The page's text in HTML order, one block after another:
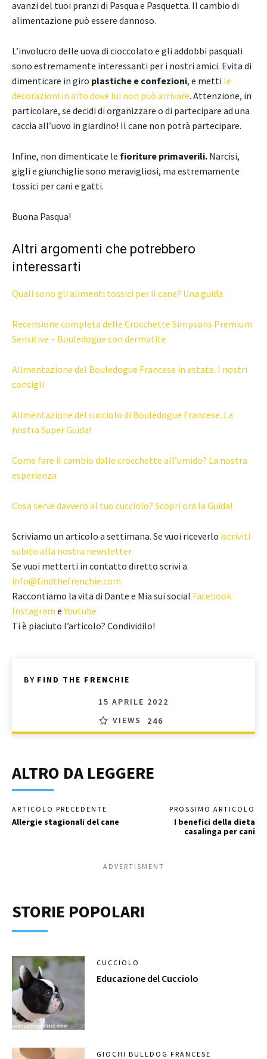
avanzi del tuoi pranzi di Pasqua e Pasquetta. Il cambio di
alimentazione può essere dannoso.
L’involucro delle uova di cioccolato e gli addobbi pasquali
sono estremamente interessanti per i nostri amici. Evita di
dimenticare in giro plastiche e confezioni, e metti le
decorazioni in alto dove lui non può arrivare. Attenzione, in
particolare, se decidi di organizzare o di partecipare ad una
caccia all’uovo in giardino! Il cane non potrà partecipare.
Infine, non dimenticate le fioriture primaverili. Narcisi,
gigli e giunchiglie sono meravigliosi, ma estremamente
tossici per cani e gatti.
Buona Pasqua!
Altri argomenti che potrebbero
interessarti
Quali sono gli alimenti tossici per il cane? Una guida
Recensione completa delle Crocchette Simpsons Premium
Sensitive – Bouledogue con dermatite
Alimentazione del Bouledogue Francese in estate. I nostri
consigli
Alimentazione del cucciolo di Bouledogue Francese. La
nostra Super Guida!
Come fare il cambio dalle crocchette all’umido? La nostra
esperienza
Cosa serve davvero al tuo cucciolo? Scopri ora la Guida!
Scriviamo un articolo a settimana. Se vuoi riceverlo iscriviti
subito alla nostra newsletter.
Se vuoi metterti in contatto diretto scrivi a
info@findthefrenchie.com
Raccontiamo la vita di Dante e Mia sui social Facebook
Instagram eYoutube
Ti è piaciuto l’articolo? Condividilo!
BY FIND THE FRENCHIE
15 APRILE 2022
VIEWS
246
ALTRO DA LEGGERE
ARTICOLO PRECEDENTE
Allergie stagionali del cane
PROSSIMO ARTICOLO
I benefici della dieta
casalinga per cani
ADVERTISMENT
STORIE POPOLARI
CUCCIOLO
Educazione del Cucciolo
GIOCHI BULLDOG FRANCESE